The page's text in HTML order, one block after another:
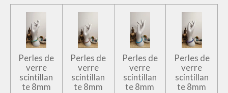
Perles de
verre
scintillan
te 8mm
Perles de
verre
scintillan
te 8mm
Perles de
verre
scintillan
te 8mm
Perles de
verre
scintillan
te 8mm